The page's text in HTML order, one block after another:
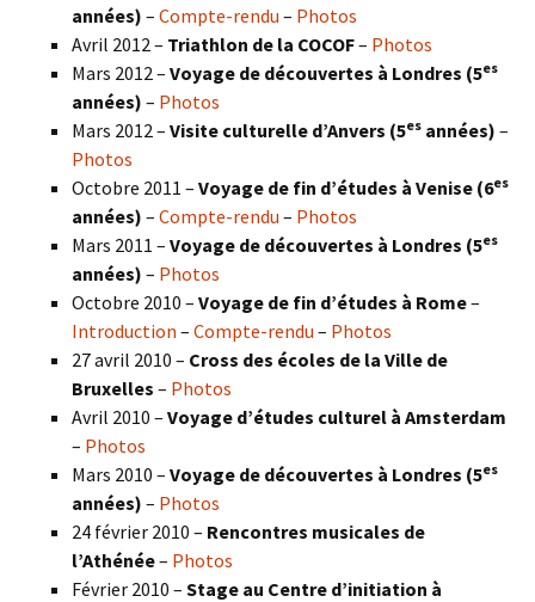
années) – Compte-rendu – Photos
Avril 2012 – Triathlon de la COCOF– Photos
Mars 2012 – Voyage de découvertes à Londres (5es
années) – Photos
Mars 2012 – Visite culturelle d’Anvers (5es années) –
Photos
Octobre 2011 – Voyage de fin d’études à Venise (6es
années) – Compte-rendu – Photos
Mars 2011 – Voyage de découvertes à Londres (5es
années) – Photos
Octobre 2010 – Voyage de fin d’études à Rome–
Introduction – Compte-rendu – Photos
27 avril 2010 – Cross des écoles de la Ville de
Bruxelles – Photos
Avril 2010 – Voyage d’études culturel à Amsterdam
– Photos
Mars 2010 – Voyage de découvertes à Londres (5es
années) – Photos
24 février 2010 – Rencontres musicales de
l’Athénée– Photos
Février 2010 – Stage au Centre d’initiation à